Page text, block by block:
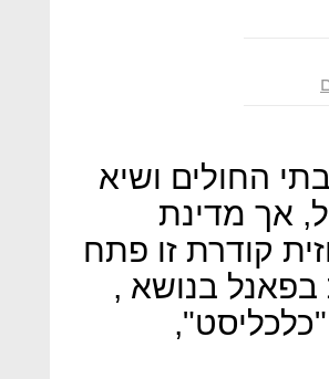
החולים ושיא
אך מדינת
קודרת זו פתח
בנושא ,